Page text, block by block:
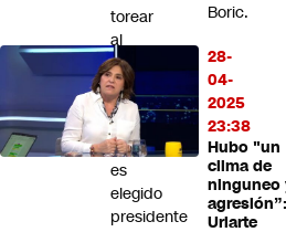
Boric.
28-
04-
2025
23:38
Hubo "un
clima de
ninguneo
agresión”:
Uriarte
torear
al
Presidente
Kast"
Karim
Bianchi
es
elegido
presidente